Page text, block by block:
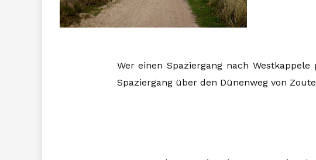
Wer einen Spaziergang nach
Spaziergang über den Dünenweg von